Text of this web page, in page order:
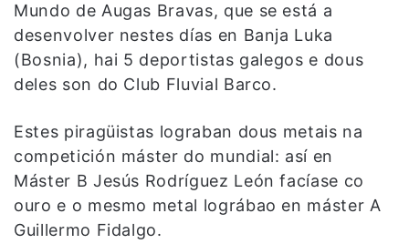
Mundo de Augas Bravas, que se está a
desenvolver nestes días en Banja Luka
(Bosnia), hai 5 deportistas galegos e dous
deles son do Club Fluvial Barco.
Estes piragüistas lograban dous metais na
competición máster do mundial: así en
Máster B Jesús Rodríguez León facíase co
ouro e o mesmo metal lográbao en máster A
Guillermo Fidalgo.